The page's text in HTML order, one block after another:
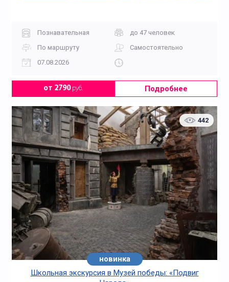
Познавательная
до 47 человек
По маршруту
Самостоятельно
07.08.2026
от 2790руб. Подробнее
442
новинка
Школьная экскурсия в Музей победы: «Подвиг